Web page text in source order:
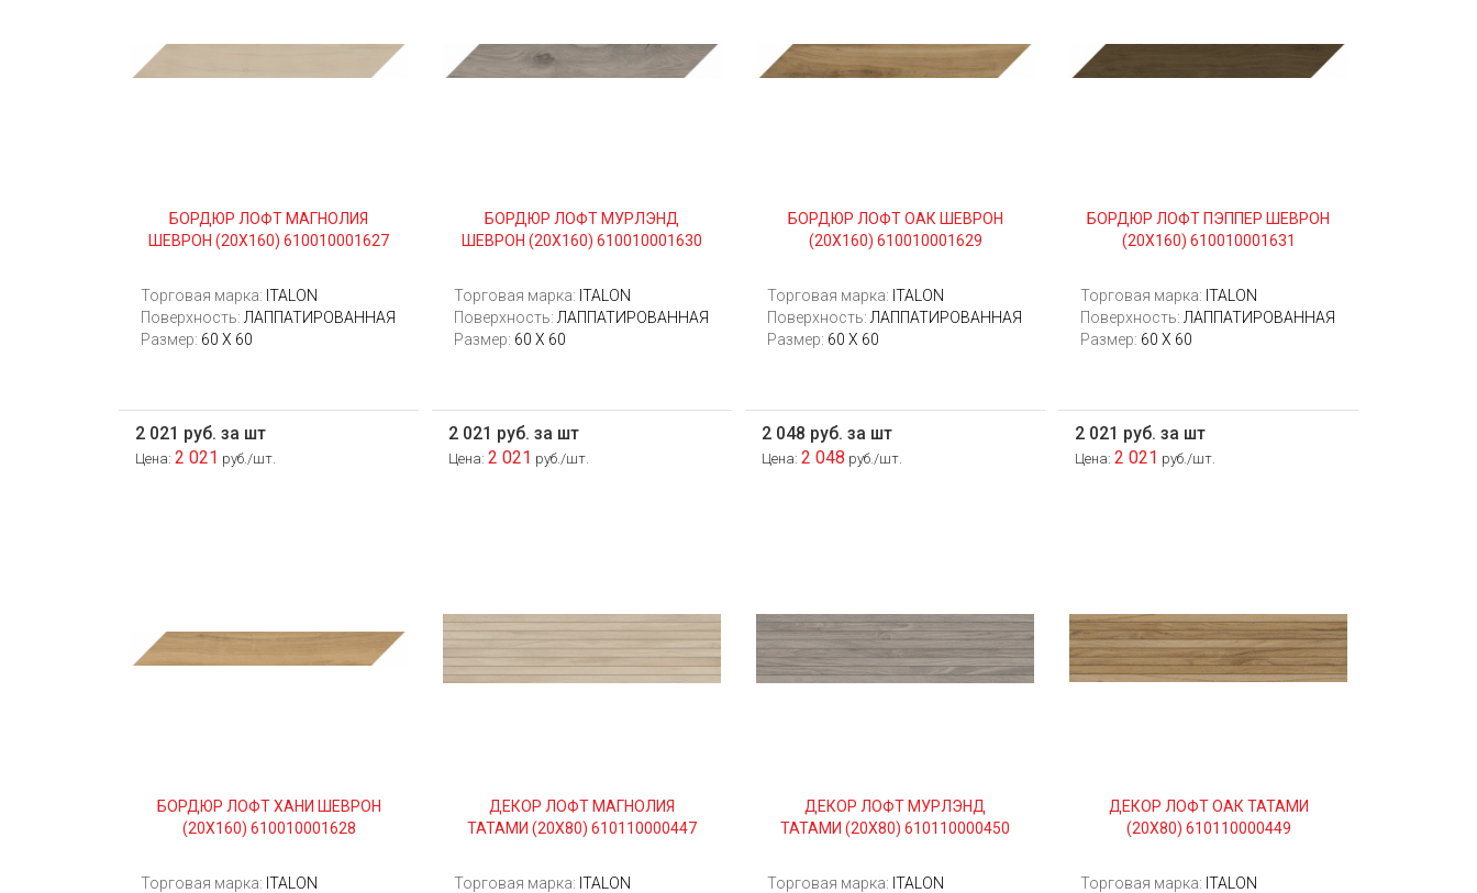
БОРДЮР ЛОФТ МАГНОЛИЯ
ШЕВРОН (20Х160) 610010001627
Торговая марка: ITALON
Поверхность: ЛАППАТИРОВАННАЯ
Размер: 60 Х 60
2 021 руб. за шт
Цена: 2 021 руб./шт.
БОРДЮР ЛОФТ МУРЛЭНД
ШЕВРОН (20Х160) 610010001630
Торговая марка: ITALON
Поверхность: ЛАППАТИРОВАННАЯ
Размер: 60 Х 60
2 021 руб. за шт
Цена: 2 021 руб./шт.
БОРДЮР ЛОФТ ОАК ШЕВРОН
(20Х160) 610010001629
Торговая марка: ITALON
Поверхность: ЛАППАТИРОВАННАЯ
Размер: 60 Х 60
2 048 руб. за шт
Цена: 2 048 руб./шт.
БОРДЮР ЛОФТ ПЭППЕР ШЕВРОН
(20Х160) 610010001631
Торговая марка: ITALON
Поверхность: ЛАППАТИРОВАННАЯ
Размер: 60 Х 60
2 021 руб. за шт
Цена: 2 021 руб./шт.
БОРДЮР ЛОФТ ХАНИ ШЕВРОН
(20Х160) 610010001628
Торговая марка: ITALON
ДЕКОР ЛОФТ МАГНОЛИЯ
ТАТАМИ (20Х80) 610110000447
Торговая марка: ITALON
ДЕКОР ЛОФТ МУРЛЭНД
ТАТАМИ (20Х80) 610110000450
Торговая марка: ITALON
ДЕКОР ЛОФТ ОАК ТАТАМИ
(20Х80) 610110000449
Торговая марка: ITALON